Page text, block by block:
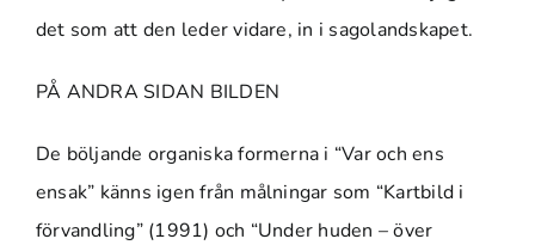
det som att den leder vidare, in i sagolandskapet.
PÅ ANDRA SIDAN BILDEN
De böljande organiska formerna i “Var och ens
ensak” känns igen från målningar som “Kartbild i
förvandling” (1991) och “Under huden – över